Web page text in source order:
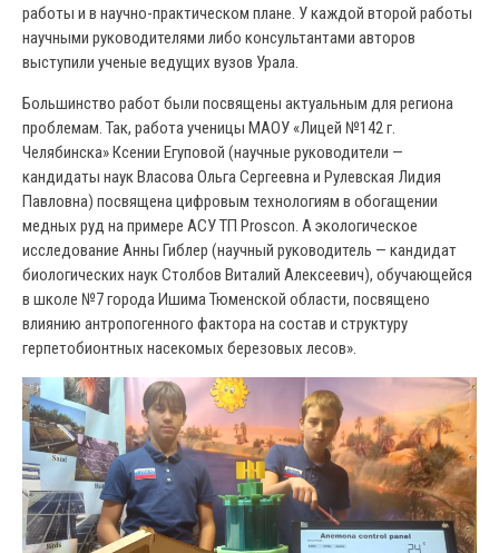
работы и в научно-практическом плане. У каждой второй работы
научными руководителями либо консультантами авторов
выступили ученые ведущих вузов Урала.
Большинство работ были посвящены актуальным для региона
проблемам. Так, работа ученицы МАОУ «Лицей №142 г.
Челябинска» Ксении Егуповой (научные руководители —
кандидаты наук Власова Ольга Сергеевна и Рулевская Лидия
Павловна) посвящена цифровым технологиям в обогащении
медных руд на примере АСУ ТП Proscon. А экологическое
исследование Анны Гиблер (научный руководитель — кандидат
биологических наук Столбов Виталий Алексеевич), обучающейся
в школе №7 города Ишима Тюменской области, посвящено
влиянию антропогенного фактора на состав и структуру
герпетобионтных насекомых березовых лесов».